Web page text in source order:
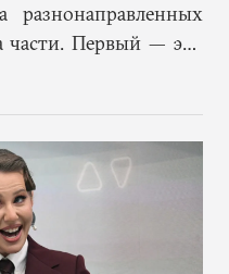
Первый — это
эскалация влечет за
в принятии